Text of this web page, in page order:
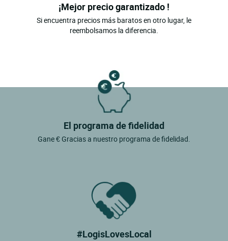
¡Mejor precio garantizado !
Si encuentra precios más baratos en otro lugar, le
reembolsamos la diferencia.
El programa de fidelidad
Gane € Gracias a nuestro programa de fidelidad.
#LogisLovesLocal